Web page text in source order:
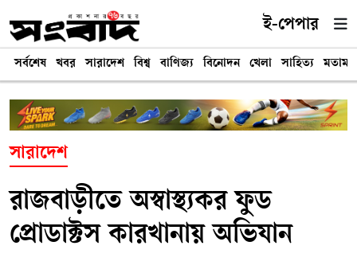
ই-পেপার
সর্বশেষ খবর সারাদেশ বিশ্ব বাণিজ্য বিনোদন খেলা সাহিত্য মতামত
সারাদেশ
রাজবাড়ীতে অস্বাস্থ্যকর ফুড
প্রোডাক্টস কারখানায় অভিযান